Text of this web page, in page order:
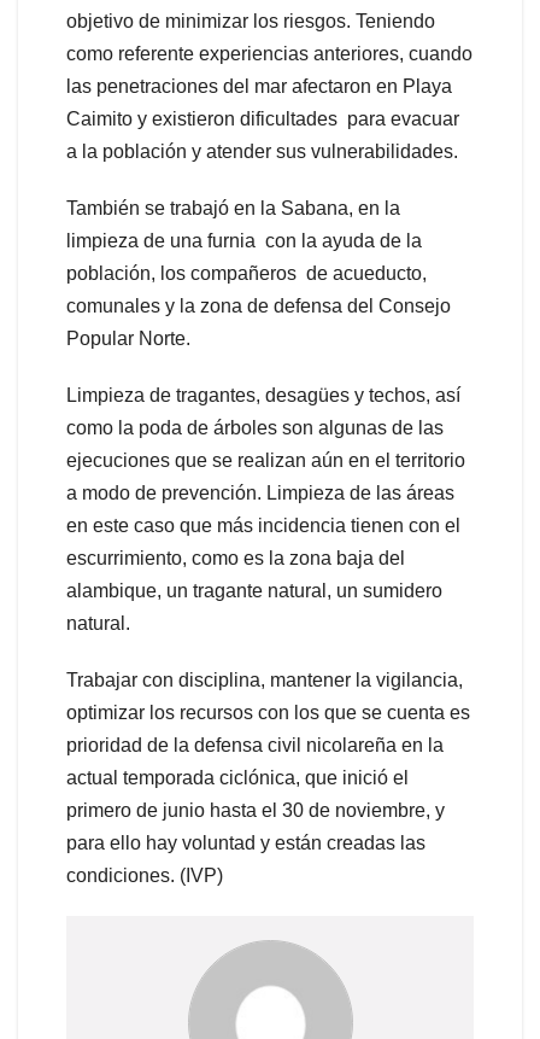
objetivo de minimizar los riesgos. Teniendo
como referente experiencias anteriores, cuando
las penetraciones del mar afectaron en Playa
Caimito y existieron dificultades para evacuar
a la población y atender sus vulnerabilidades.
También se trabajó en la Sabana, en la
limpieza de una furnia con la ayuda de la
población, los compañeros de acueducto,
comunales y la zona de defensa del Consejo
Popular Norte.
Limpieza de tragantes, desagües y techos, así
como la poda de árboles son algunas de las
ejecuciones que se realizan aún en el territorio
a modo de prevención. Limpieza de las áreas
en este caso que más incidencia tienen con el
escurrimiento, como es la zona baja del
alambique, un tragante natural, un sumidero
natural.
Trabajar con disciplina, mantener la vigilancia,
optimizar los recursos con los que se cuenta es
prioridad de la defensa civil nicolareña en la
actual temporada ciclónica, que inició el
primero de junio hasta el 30 de noviembre, y
para ello hay voluntad y están creadas las
condiciones. (IVP)